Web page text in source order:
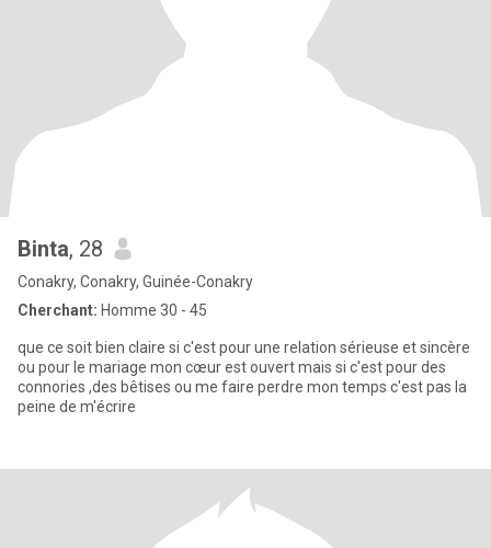
Binta, 28
Conakry, Conakry, Guinée-Conakry
Cherchant: Homme 30 - 45
que ce soit bien claire si c'est pour une relation sérieuse et sincère
ou pour le mariage mon cœur est ouvert mais si c'est pour des
connories ,des bêtises ou me faire perdre mon temps c'est pas la
peine de m'écrire